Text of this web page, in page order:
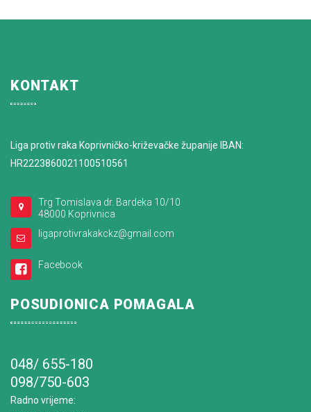
KONTAKT
Liga protiv raka Koprivničko-križevačke županije IBAN:
HR2223860021100510561
Trg Tomislava dr. Bardeka 10/10
48000 Koprivnica
ligaprotivrakakckz@gmail.com
Facebook
POSUDIONICA POMAGALA
048/ 655-180
098/750-603
Radno vrijeme: